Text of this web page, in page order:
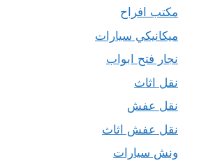
مكتب افراح
ميكانيكي سيارات
نجار فتح ابواب
نقل اثاث
نقل عفش
نقل عفش اثاث
ونش سيارات